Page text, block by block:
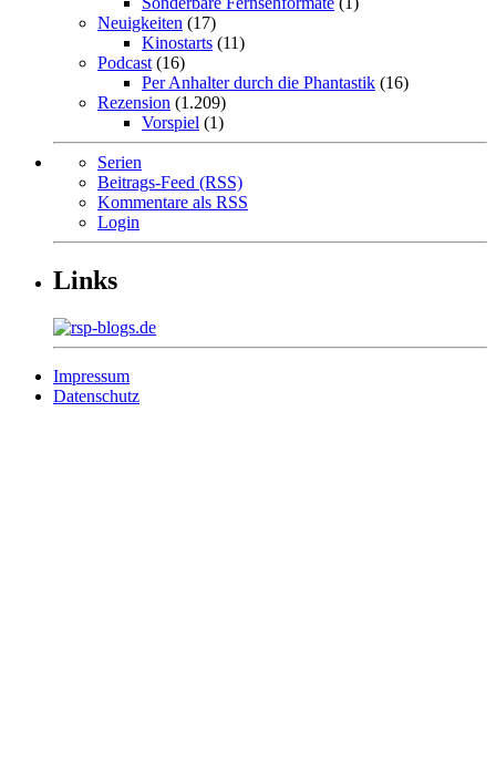
Neuigkeiten (17)
Kinostarts (11)
Podcast (16)
Per Anhalter durch die Phantastik (16)
Rezension (1.209)
Vorspiel (1)
Serien
Beitrags-Feed (RSS)
Kommentare als RSS
Login
Links
Impressum
Datenschutz